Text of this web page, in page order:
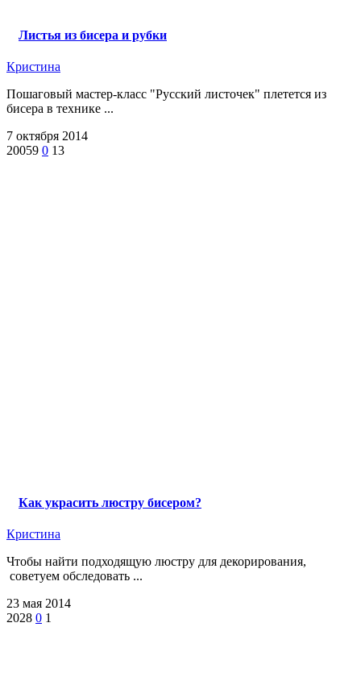
Листья из бисера и рубки
Кристина
Пошаговый мастер-класс "Русский листочек" плетется из
бисера в технике ...
7 октября 2014
20059 0 13
Как украсить люстру бисером?
Кристина
Чтобы найти подходящую люстру для декорирования,
советуем обследовать ...
23 мая 2014
2028 0 1